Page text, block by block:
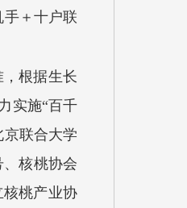
＋十户联
根据生长
实施“百千
联合大学
核桃协会
桃产业协